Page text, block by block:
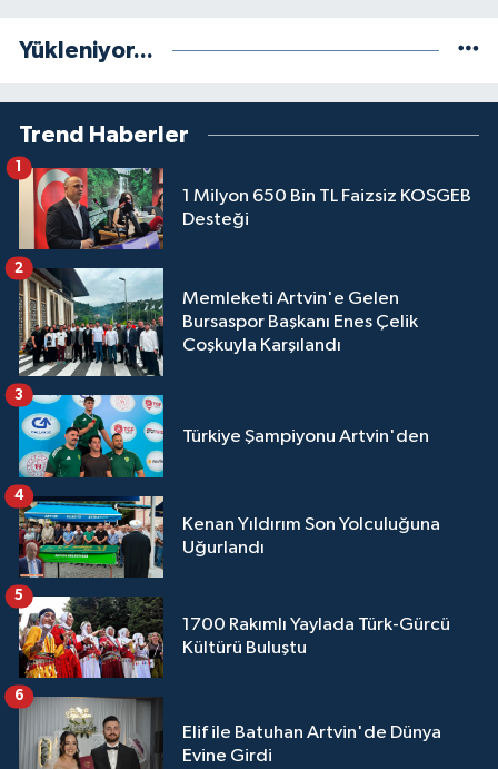
Yükleniyor...
Trend Haberler
1 Milyon 650 Bin TL Faizsiz KOSGEB
Desteği
1
Memleketi Artvin'e Gelen
Bursaspor Başkanı Enes Çelik
Coşkuyla Karşılandı
2
Türkiye Şampiyonu Artvin'den
3
Kenan Yıldırım Son Yolculuğuna
Uğurlandı
4
1700 Rakımlı Yaylada Türk-Gürcü
Kültürü Buluştu
5
Elif ile Batuhan Artvin'de Dünya
Evine Girdi
6